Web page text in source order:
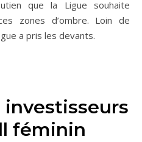
que la Ligue souhaite
zones d’ombre. Loin de
a pris les devants.
investisseurs
féminin